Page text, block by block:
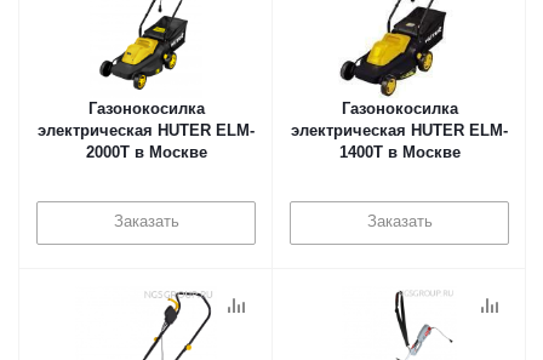
Газонокосилка
электрическая HUTER ELM-
2000T в Москве
Заказать
Газонокосилка
электрическая HUTER ELM-
1400T в Москве
Заказать